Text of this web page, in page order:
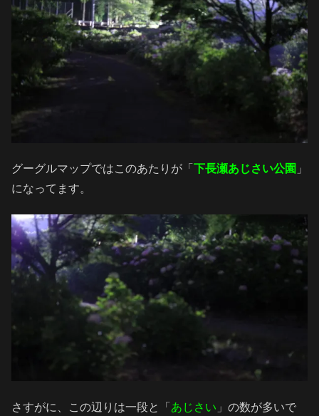
グーグルマップではこのあたりが「 下長瀬あじさい公園 」
になってます。
さすがに、この辺りは一段と「 あじさい 」の数が多いで